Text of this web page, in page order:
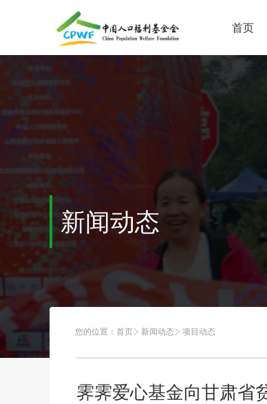
首页
新闻动态
您的位置： 首页 新闻动态 项目动态
霁霁爱心基金向甘肃省